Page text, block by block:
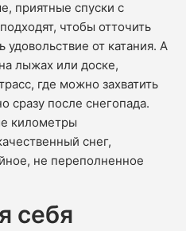
приятные спуски с
чтобы отточить
удовольствие от катания. А
лыжах или доске,
где можно захватить
сразу после снегопада.
километры
снег,
не переполненное
себя